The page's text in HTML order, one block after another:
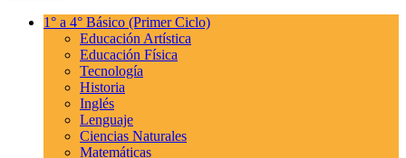
1° a 4° Básico (Primer Ciclo)
Educación Artística
Educación Física
Tecnología
Historia
Inglés
Lenguaje
Ciencias Naturales
Matemáticas